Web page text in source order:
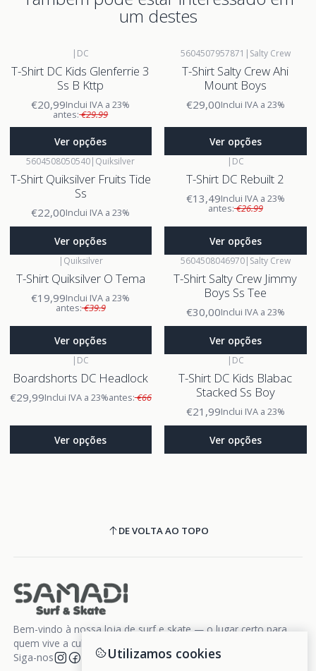
um destes
| DC
T-Shirt DC Kids Glenferrie 3
Ss B Kttp
€20,99Inclui IVA a 23%
antes:€29.99
Ver opções
5604507957871 | Salty Crew
T-Shirt Salty Crew Ahi
Mount Boys
€29,00Inclui IVA a 23%
Ver opções
5604508050540| Quiksilver
T-Shirt Quiksilver Fruits Tide
Ss
€22,00Inclui IVA a 23%
Ver opções
| DC
T-Shirt DC Rebuilt 2
€13,49Inclui IVA a 23%
antes:€26.99
Ver opções
| Quiksilver
T-Shirt Quiksilver O Tema
€19,99Inclui IVA a 23%
antes:€39.9
Ver opções
5604508046970| Salty Crew
T-Shirt Salty Crew Jimmy
Boys Ss Tee
€30,00Inclui IVA a 23%
Ver opções
| DC
Boardshorts DC Headlock
€29,99Inclui IVA a 23%antes:€66
Ver opções
| DC
T-Shirt DC Kids Blabac
Stacked Ss Boy
€21,99Inclui IVA a 23%
Ver opções
DE VOLTA AO TOPO
Bem-vindo à nossa loja de surf e skate — o lugar certo para
quem vive a cultura da liberdade sobre rodas e ondas.
Siga-nos
Utilizamos cookies